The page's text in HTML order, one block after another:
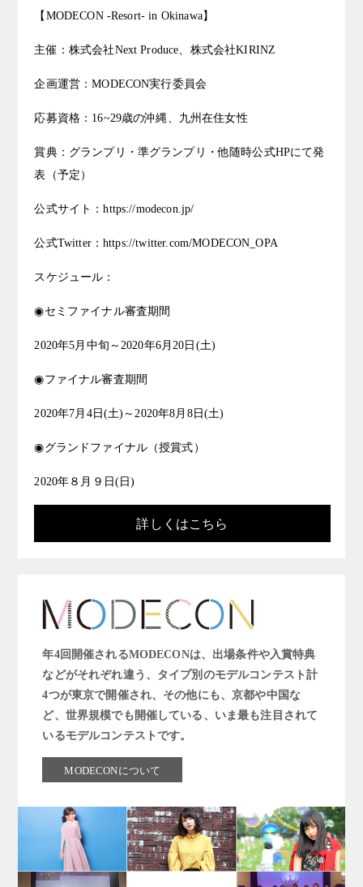
【MODECON -Resort- in Okinawa】
主催：株式会社Next Produce、株式会社KIRINZ
企画運営：MODECON実行委員会
応募資格：16~29歳の沖縄、九州在住女性
賞典：グランプリ・準グランプリ・他随時公式HPにて発
表（予定）
公式サイト：https://modecon.jp/
公式Twitter：https://twitter.com/MODECON_OPA
スケジュール：
◉セミファイナル審査期間
2020年5月中旬～2020年6月20日(土)
◉ファイナル審査期間
2020年7月4日(土)～2020年8月8日(土)
◉グランドファイナル（授賞式）
2020年８月９日(日)
詳しくはこちら
年4回開催されるMODECONは、出場条件や入賞特典
などがそれぞれ違う、タイプ別のモデルコンテスト計
4つが東京で開催され、その他にも、京都や中国な
ど、世界規模でも開催している、いま最も注目されて
いるモデルコンテストです。
MODECONについて